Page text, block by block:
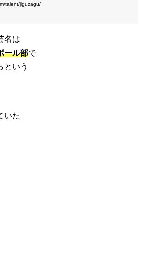
talent/jiguzagu/
名は
ール部で
という
いた